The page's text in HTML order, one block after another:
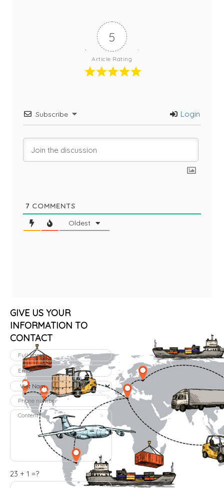
5
Article Rating
Subscribe Login
7 COMMENTS
Oldest
GIVE US YOUR
INFORMATION TO
CONTACT
23 + 1 =?